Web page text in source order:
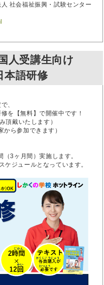
社会福祉振興・試験センター
人受講生向け
本語研修
、
を【無料】で開催中です！
頂戴いたします）
ら参加できます）
3ヶ月間）実施します。
ケジュールとなっています。